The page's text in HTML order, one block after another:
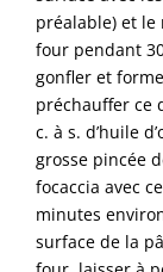
préalable) et le
four pendant
gonfler et
préchauffer ce
c. à s. d’huile
grosse pincée
focaccia avec
minutes
surface de la